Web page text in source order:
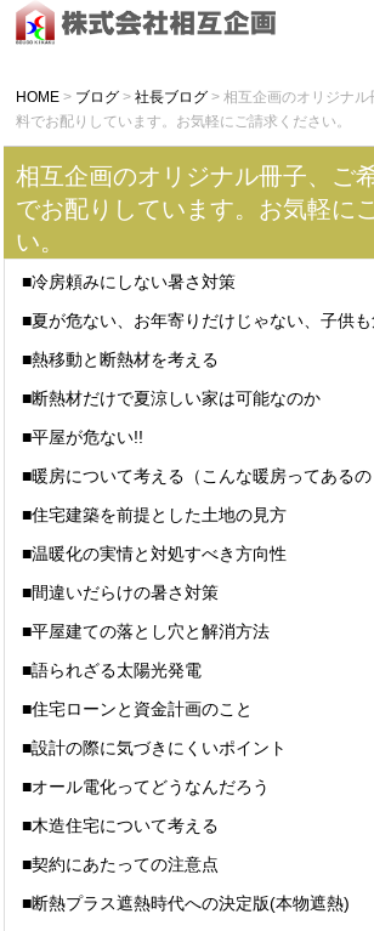
HOME > ブログ > 社長ブログ > 相互企画のオリジナ
料でお配りしています。お気軽にご請求ください。
相互企画のオリジナル冊子、ご
でお配りしています。お気軽に
い。
■冷房頼みにしない暑さ対策
■夏が危ない、お年寄りだけじゃない、子供
■熱移動と断熱材を考える
■断熱材だけで夏涼しい家は可能なのか
■平屋が危ない!!
■暖房について考える（こんな暖房ってあるの
■住宅建築を前提とした土地の見方
■温暖化の実情と対処すべき方向性
■間違いだらけの暑さ対策
■平屋建ての落とし穴と解消方法
■語られざる太陽光発電
■住宅ローンと資金計画のこと
■設計の際に気づきにくいポイント
■オール電化ってどうなんだろう
■木造住宅について考える
■契約にあたっての注意点
■断熱プラス遮熱時代への決定版(本物遮熱)